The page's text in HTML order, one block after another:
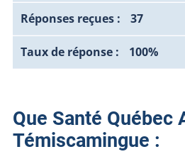
37
100%
Que Santé Québec
Témiscamingue :